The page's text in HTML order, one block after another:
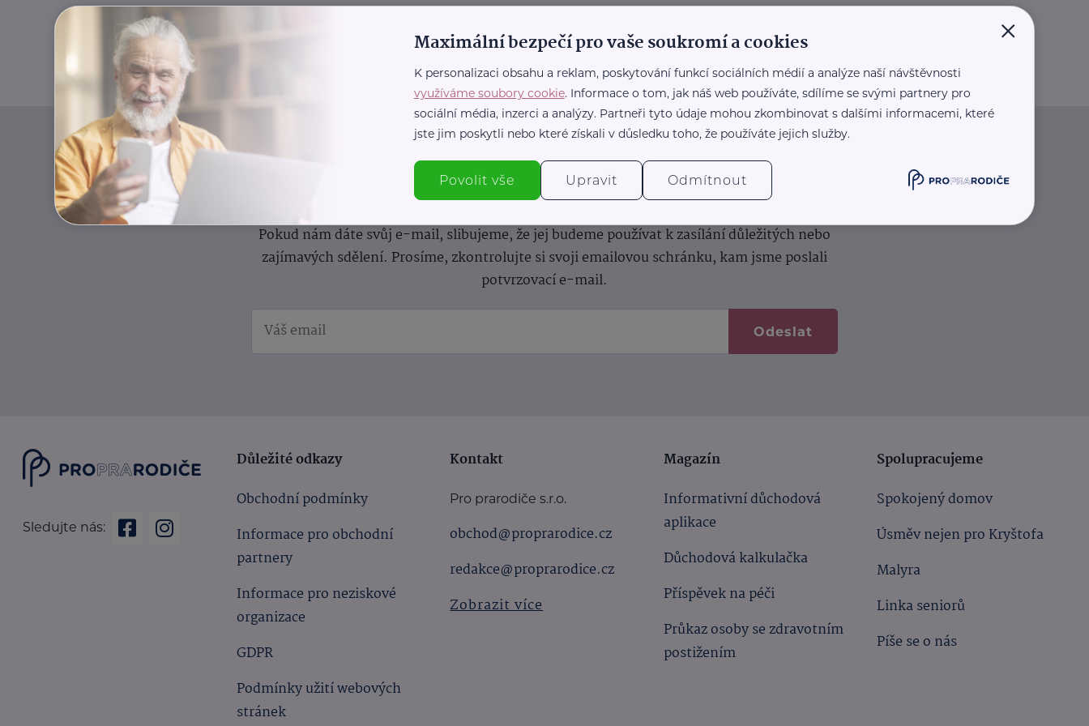
Informace(nejen)pro prarodiče
Pokud nám dáte svůj e-mail, slibujeme, že jej budeme používat k zasílání důležitých nebo
zajímavých sdělení. Prosíme, zkontrolujte si svoji emailovou schránku, kam jsme poslali
potvrzovací e-mail.
Odeslat
Sledujte nás:
Důležité odkazy
Obchodní podmínky
Informace pro obchodní
partnery
Informace pro neziskové
organizace
GDPR
Podmínky užití webových
stránek
Kontakt
Pro prarodiče s.r.o.
obchod@proprarodice.cz
redakce@proprarodice.cz
Zobrazit více
Magazín
Informativní důchodová
aplikace
Důchodová kalkulačka
Příspěvek na péči
Průkaz osoby se zdravotním
postižením
Spolupracujeme
Spokojený domov
Úsměv nejen pro Kryštofa
Malyra
Linka seniorů
Píše se o nás
×
Maximální bezpečí pro vaše soukromí a cookies
K personalizaci obsahu a reklam, poskytování funkcí sociálních médií a analýze naší návštěvnosti
využíváme soubory cookie. Informace o tom, jak náš web používáte, sdílíme se svými partnery pro
sociální média, inzerci a analýzy. Partneři tyto údaje mohou zkombinovat s dalšími informacemi, které
jste jim poskytli nebo které získali v důsledku toho, že používáte jejich služby.
Povolit vše Upravit Odmítnout